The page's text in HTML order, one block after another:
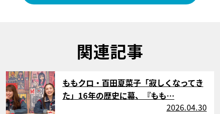
関連記事
サムネイル
ももクロ・百田夏菜子「寂しくなってき
た」16年の歴史に幕、『もも…
2026.04.30